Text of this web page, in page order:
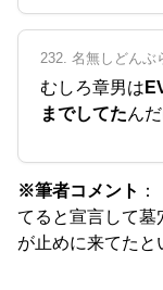
232. 名無しどんぶ
むしろ章男は
までしてたん
※筆者コメント
てると宣言して墓
が止めに来てたと